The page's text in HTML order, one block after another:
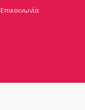
Επικοινωνία